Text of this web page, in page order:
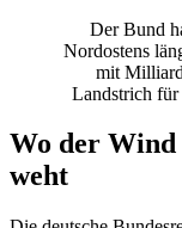
Der Bund
Nordostens
mit
Landstrich für
Wo der Wind
weht